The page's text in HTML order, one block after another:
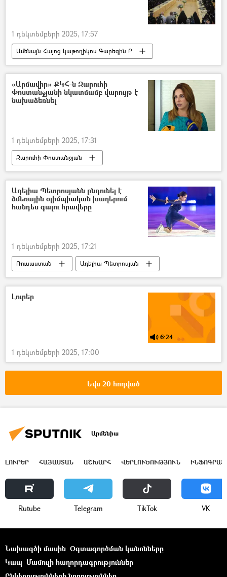
1 դեկտեմբերի 2025, 17:57
Ամենայն Հայոց կաթողիկոս Գարեգին Բ
եպիսկոպոս
Մայր Աթոռ Սուրբ Էջմիածին
«Արմավիր» ՔԿՀ-ն Զարուհի
Փոստանջյանի նկատմամբ վարույթ է
նախաձեռնել
1 դեկտեմբերի 2025, 17:31
Զարուհի Փոստանջյան
Քրեակատարողական հիմնարկ (ՔԿՀ)
Վարույթ
փաստաբան
Ադելիա Պետրոսյանն ընդունել է
ձմեռային օլիմպիական խաղերում
հանդես գալու հրավերը
1 դեկտեմբերի 2025, 17:21
Ռուսաստան
Ադելիա Պետրոսյան
Օլիմպիական խաղեր
Լուրեր
6:24
1 դեկտեմբերի 2025, 17:00
Եվս 20 հոդված
Արմենիա
ԼՈՒՐԵՐ ՀԱՅԱՍՏԱՆ ԱՇԽԱՐՀ ՎԵՐԼՈՒԾՈՒԹՅՈՒՆ
Rutube Telegram ТikТоk VK
Նախագծի մասին Օգտագործման կանոնները
Կապ Մամուլի հաղորդագրություններ